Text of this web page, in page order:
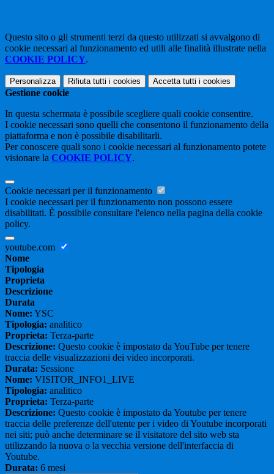
Questo sito o gli strumenti terzi da questo utilizzati si avvalgono di
cookie necessari al funzionamento ed utili alle finalità illustrate nella
COOKIE POLICY.
Personalizza Rifiuta tutti i cookies Accetta tutti i cookies
Gestione cookie
In questa schermata è possibile scegliere quali cookie consentire.
I cookie necessari sono quelli che consentono il funzionamento della
piattaforma e non è possibile disabilitarli.
Per conoscere quali sono i cookie necessari al funzionamento potete
visionare la COOKIE POLICY.
Cookie necessari per il funzionamento
I cookie necessari per il funzionamento non possono essere
disabilitati. È possibile consultare l'elenco nella pagina della cookie
policy.
youtube.com
Nome
Tipologia
Proprieta
Descrizione
Durata
Nome: YSC
Tipologia: analitico
Proprieta: Terza-parte
Descrizione: Questo cookie è impostato da YouTube per tenere
traccia delle visualizzazioni dei video incorporati.
Durata: Sessione
Nome: VISITOR_INFO1_LIVE
Tipologia: analitico
Proprieta: Terza-parte
Descrizione: Questo cookie è impostato da Youtube per tenere
traccia delle preferenze dell'utente per i video di Youtube incorporati
nei siti; può anche determinare se il visitatore del sito web sta
utilizzando la nuova o la vecchia versione dell'interfaccia di
Youtube.
Durata: 6 mesi